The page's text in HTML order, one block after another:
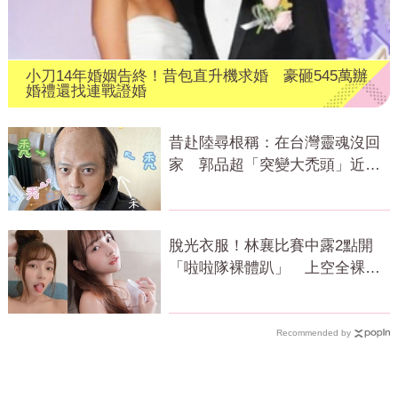
小刀14年婚姻告終！昔包直升機求婚 豪砸545萬辦
婚禮還找連戰證婚
昔赴陸尋根稱：在台灣靈魂沒回
家 郭品超「突變大禿頭」近照
脫光衣服！林襄比賽中露2點開
「啦啦隊裸體趴」 上空全裸被
Recommended by